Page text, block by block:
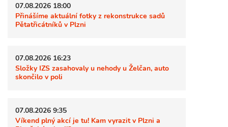
07.08.2026 18:00
Přinášíme aktuální fotky z rekonstrukce sadů
Pětatřicátníků v Plzni
07.08.2026 16:23
Složky IZS zasahovaly u nehody u Želčan, auto
skončilo v poli
07.08.2026 9:35
Víkend plný akcí je tu! Kam vyrazit v Plzni a